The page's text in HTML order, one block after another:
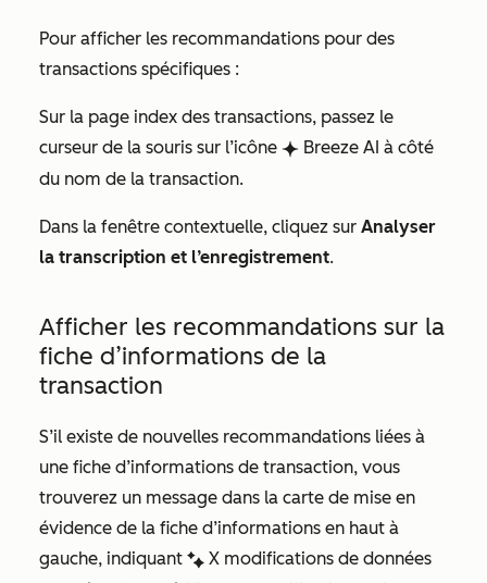
Pour afficher les recommandations pour des
transactions spécifiques :
Sur la page index des transactions, passez le
curseur de la souris sur l’icône breezeSingleStar Breeze AI à côté
du nom de la transaction.
Dans la fenêtre contextuelle, cliquez sur Analyser
la transcription et l’enregistrement.
Afficher les recommandations sur la
fiche d’informations de la
transaction
S’il existe de nouvelles recommandations liées à
une fiche d’informations de transaction, vous
trouverez un message dans la carte de mise en
évidence de la fiche d’informations en haut à
gauche, indiquant artificialIntelligenceEnhanced X modifications de données